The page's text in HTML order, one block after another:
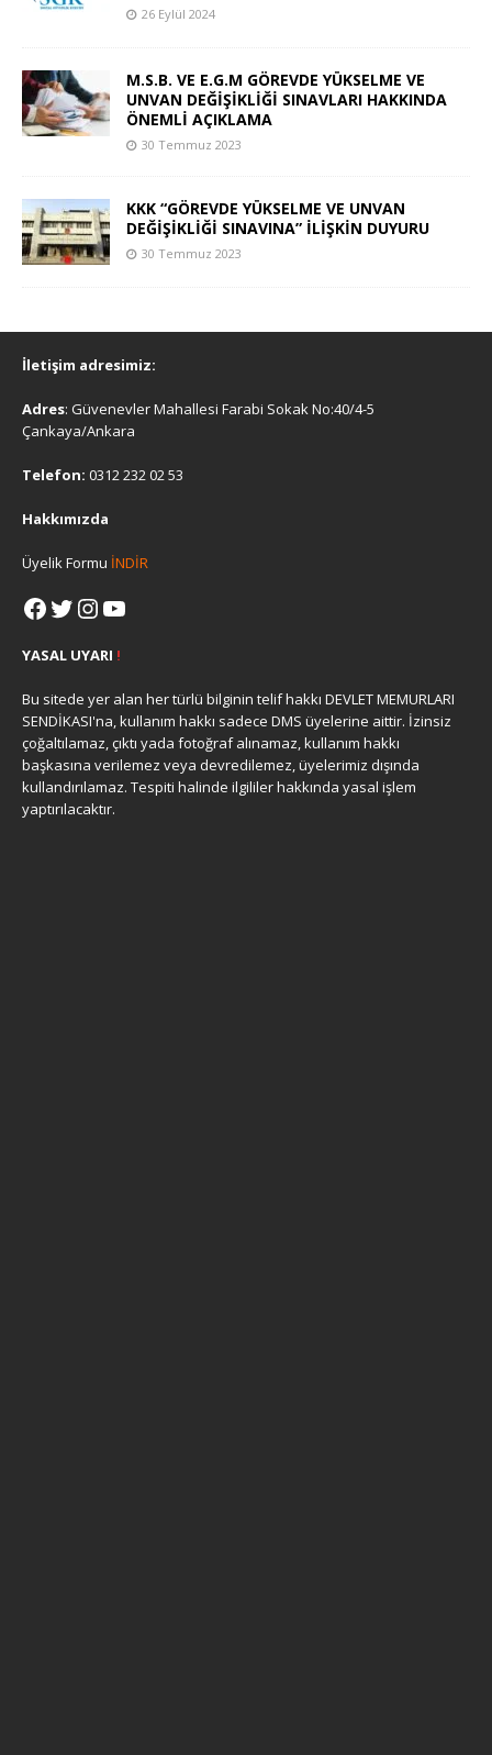
26 Eylül 2024
M.S.B. VE E.G.M GÖREVDE YÜKSELME VE
UNVAN DEĞİŞİKLİĞİ SINAVLARI HAKKINDA
ÖNEMLİ AÇIKLAMA
30 Temmuz 2023
KKK “GÖREVDE YÜKSELME VE UNVAN
DEĞİŞİKLİĞİ SINAVINA” İLİŞKİN DUYURU
30 Temmuz 2023
İletişim adresimiz:
Adres: Güvenevler Mahallesi Farabi Sokak No:40/4-5
Çankaya/Ankara
Telefon: 0312 232 02 53
Hakkımızda
Üyelik Formu İNDİR
YASAL UYARI !
Bu sitede yer alan her türlü bilginin telif hakkı DEVLET MEMURLARI
SENDİKASI'na, kullanım hakkı sadece DMS üyelerine aittir. İzinsiz
çoğaltılamaz, çıktı yada fotoğraf alınamaz, kullanım hakkı
başkasına verilemez veya devredilemez, üyelerimiz dışında
kullandırılamaz. Tespiti halinde ilgililer hakkında yasal işlem
yaptırılacaktır.